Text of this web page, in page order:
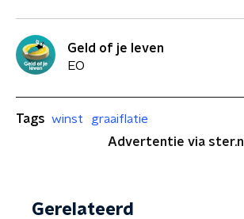
Geld of je leven
EO
Tags winst
graaiflatie
Advertentie via ster.nl
Gerelateerd